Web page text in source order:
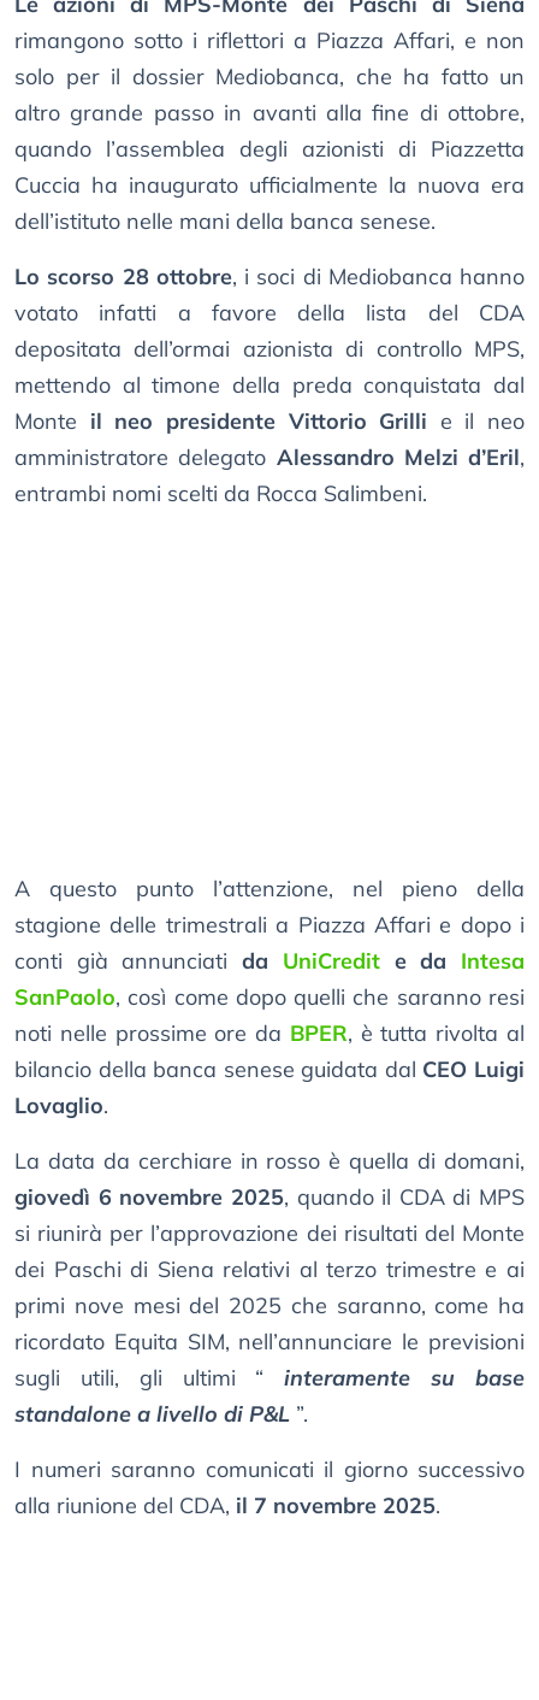
rimangono sotto i riflettori a Piazza Affari, e non
solo per il dossier Mediobanca, che ha fatto un
altro grande passo in avanti alla fine di ottobre,
quando l’assemblea degli azionisti di Piazzetta
Cuccia ha inaugurato ufficialmente la nuova era
dell’istituto nelle mani della banca senese.
Lo scorso 28 ottobre, i soci di Mediobanca hanno
votato infatti a favore della lista del CDA
depositata dell’ormai azionista di controllo MPS,
mettendo al timone della preda conquistata dal
Monte il neo presidente Vittorio Grilli e il neo
amministratore delegato Alessandro Melzi d’Eril,
entrambi nomi scelti da Rocca Salimbeni.
A questo punto l’attenzione, nel pieno della
stagione delle trimestrali a Piazza Affari e dopo i
conti già annunciatida UniCredite da Intesa
SanPaolo, così come dopo quelli che saranno resi
noti nelle prossime ore da BPER, è tutta rivolta al
bilancio della banca senese guidata dal CEO Luigi
Lovaglio.
La data da cerchiare in rosso è quella di domani,
giovedì 6 novembre 2025, quando il CDA di MPS
si riunirà per l’approvazione dei risultati del Monte
dei Paschi di Siena relativi al terzo trimestre e ai
primi nove mesi del 2025 che saranno, come ha
ricordato Equita SIM, nell’annunciare le previsioni
sugli utili, gli ultimi “
interamente su base
standalone a livello di P&L ”.
I numeri saranno comunicati il giorno successivo
alla riunione del CDA, il 7 novembre 2025.